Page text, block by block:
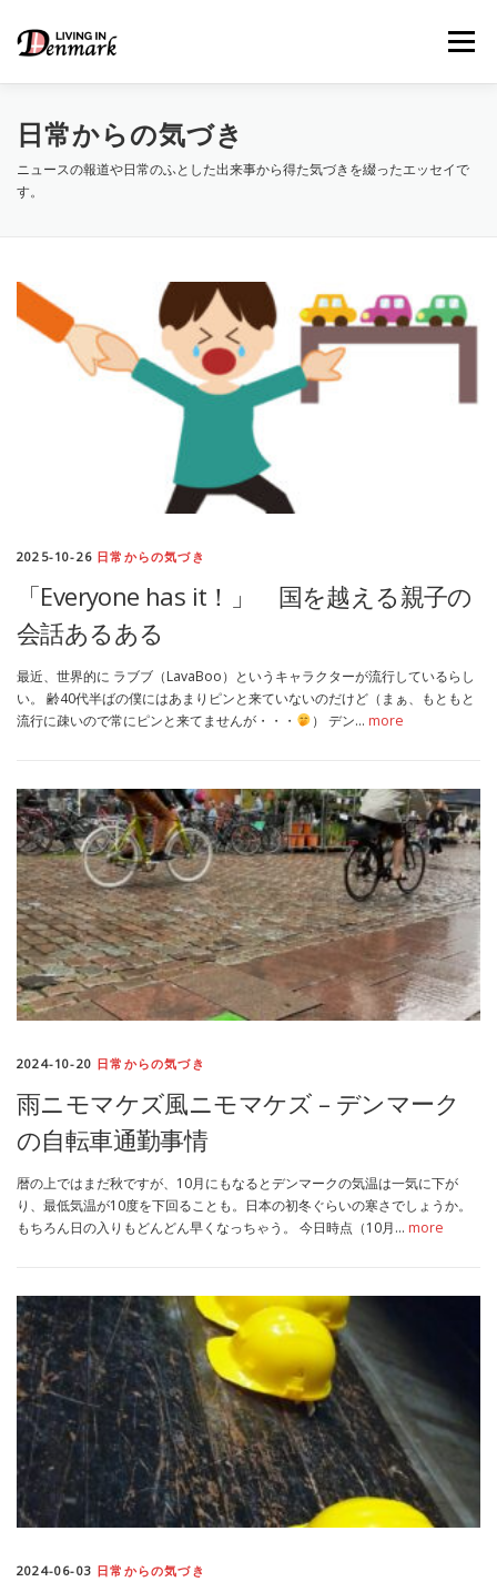
メニュー
LIFE TIPS– 生活便利帳 FOOD– ごはん事情
WORK – デンマークの働き方
– 日本人の考察
– メディア掲載 TRAVEL
EVERYDAY– 日常ブログ
ABOUT US- サイトについて
日常からの気づき
ニュースの報道や日常のふとした出来事から得た気づきを綴ったエッセイで
す。
2025-10-26 日常からの気づき
「Everyone has it！」 国を越える親子の
会話あるある
最近、世界的に ラブブ（LavaBoo）というキャラクターが流行しているらし
い。 齢40代半ばの僕にはあまりピンと来ていないのだけど（まぁ、もともと
流行に疎いので常にピンと来てませんが・・・
） デン… more
2024-10-20 日常からの気づき
雨ニモマケズ風ニモマケズ – デンマーク
の自転車通勤事情
暦の上ではまだ秋ですが、10月にもなるとデンマークの気温は一気に下が
り、最低気温が10度を下回ることも。日本の初冬ぐらいの寒さでしょうか。
もちろん日の入りもどんどん早くなっちゃう。 今日時点（10月… more
2024-06-03 日常からの気づき